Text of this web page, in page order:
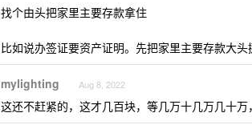
找个由头把家里主要存款拿住
比如说办签证要资产证明。先把家里主要存款大头
mylighting Aug 8, 2022
这还不赶紧的，这才几百块，等几万十几万几十